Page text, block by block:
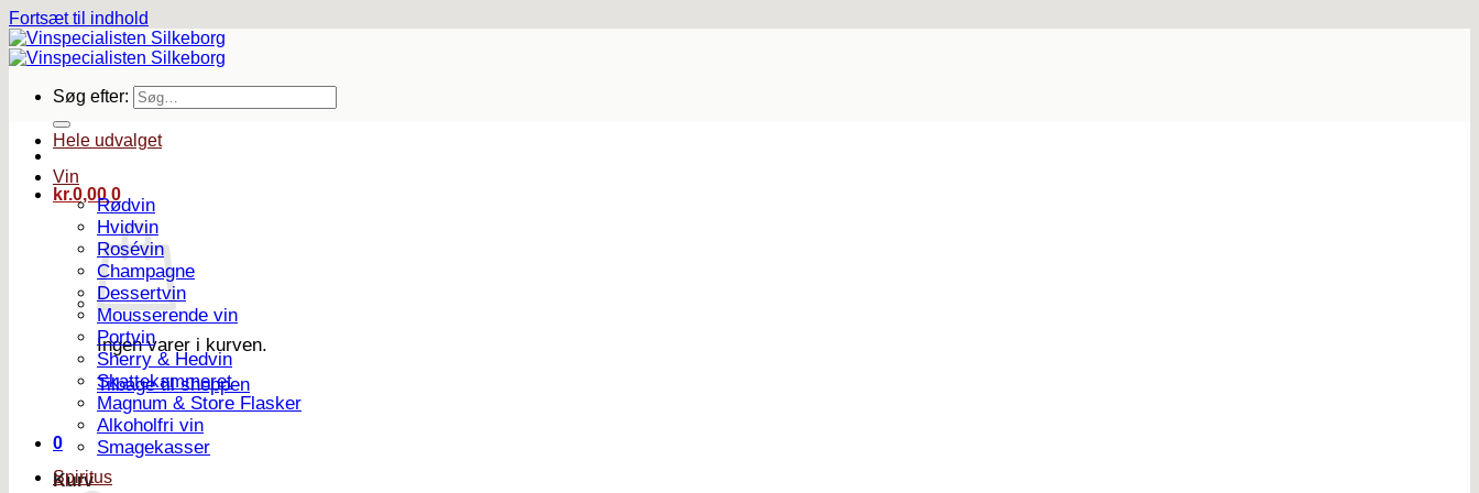
Fortsæt til indhold
Søg efter:
kr.0,00 0
Ingen varer i kurven.
Tilbage til shoppen
0
Kurv
Hele udvalget
Vin
Rødvin
Hvidvin
Rosévin
Champagne
Dessertvin
Mousserende vin
Portvin
Sherry & Hedvin
Skattekammeret
Magnum & Store Flasker
Alkoholfri vin
Smagekasser
Spiritus